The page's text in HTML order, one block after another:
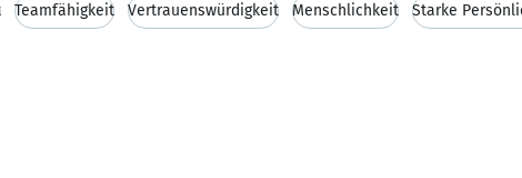
Teamfähigkeit Vertrauenswürdigkeit Menschlichkeit Starke